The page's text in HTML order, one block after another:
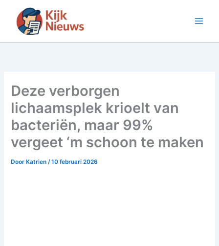
inhoud
Deze verborgen
lichaamsplek krioelt van
bacteriën, maar 99%
vergeet ‘m schoon te maken
Door Katrien/10 februari 2026